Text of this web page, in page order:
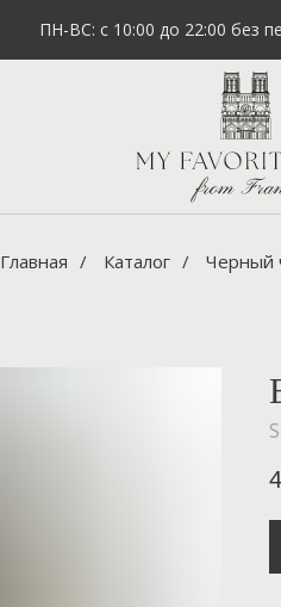
ПН-ВС: с 10:00 до 22:00 без
Главная / Каталог / Черный